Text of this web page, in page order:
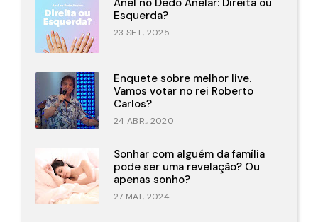
Anel no Dedo Anelar: Direita ou
Esquerda?
23 SET., 2025
Enquete sobre melhor live.
Vamos votar no rei Roberto
Carlos?
24 ABR., 2020
Sonhar com alguém da família
pode ser uma revelação? Ou
apenas sonho?
27 MAI., 2024